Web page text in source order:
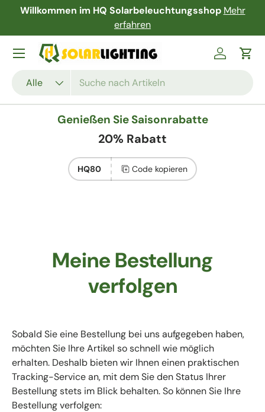
Kostenloser Versand und Rückgabe garantiert!
Mehr erfahren
Alle
Einloggen
Menü
Genießen Sie Saisonrabatte
20% Rabatt
HQ80 Code kopieren
Meine Bestellung
verfolgen
Sobald Sie eine Bestellung bei uns aufgegeben haben,
möchten Sie Ihre Artikel so schnell wie möglich
erhalten. Deshalb bieten wir Ihnen einen praktischen
Tracking-Service an, mit dem Sie den Status Ihrer
Bestellung stets im Blick behalten. So können Sie Ihre
Bestellung verfolgen: